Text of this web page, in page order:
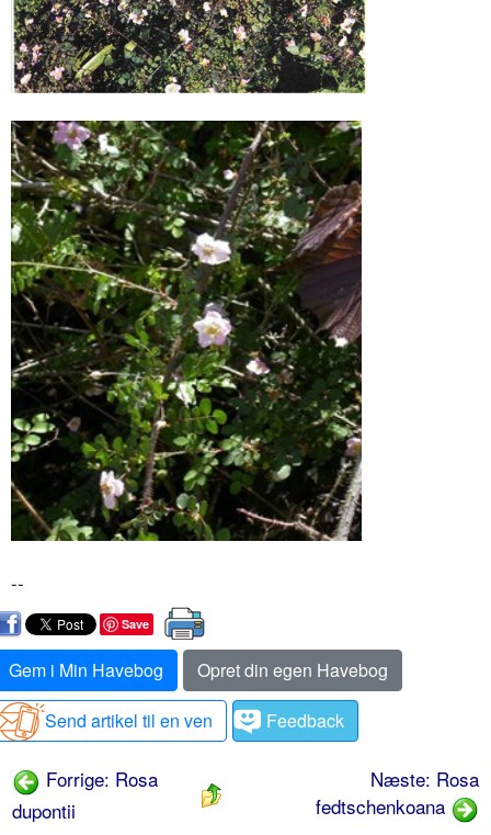
--
Save
Gem i Min Havebog
Opret din egen Havebog
Send artikel til en ven
Feedback
Forrige: Rosa
dupontii
Næste: Rosa
fedtschenkoana